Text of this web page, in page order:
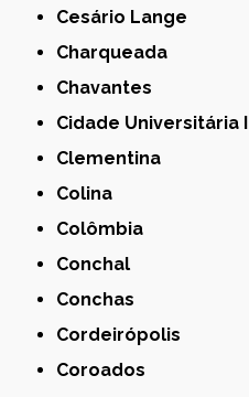
Cesário Lange
Charqueada
Chavantes
Cidade Universitária I
Clementina
Colina
Colômbia
Conchal
Conchas
Cordeirópolis
Coroados